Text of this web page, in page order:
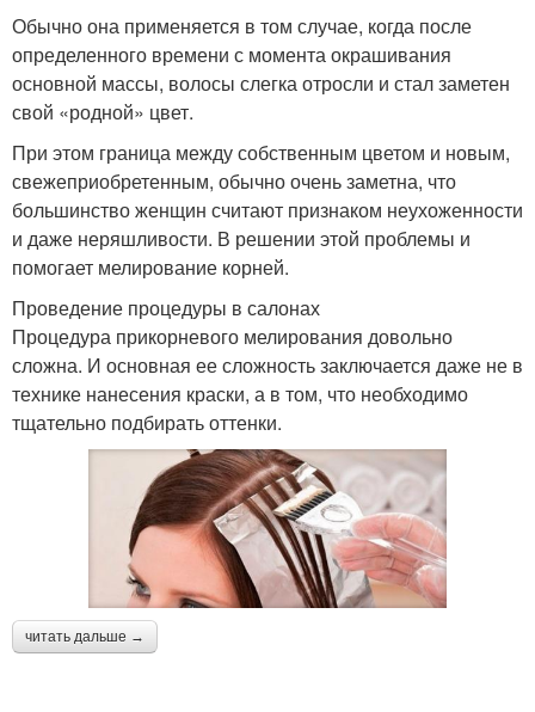
Обычно она применяется в том случае, когда после
определенного времени с момента окрашивания
основной массы, волосы слегка отросли и стал заметен
свой «родной» цвет.
При этом граница между собственным цветом и новым,
свежеприобретенным, обычно очень заметна, что
большинство женщин считают признаком неухоженности
и даже неряшливости. В решении этой проблемы и
помогает мелирование корней.
Проведение процедуры в салонах
Процедура прикорневого мелирования довольно
сложна. И основная ее сложность заключается даже не в
технике нанесения краски, а в том, что необходимо
тщательно подбирать оттенки.
читать дальше →